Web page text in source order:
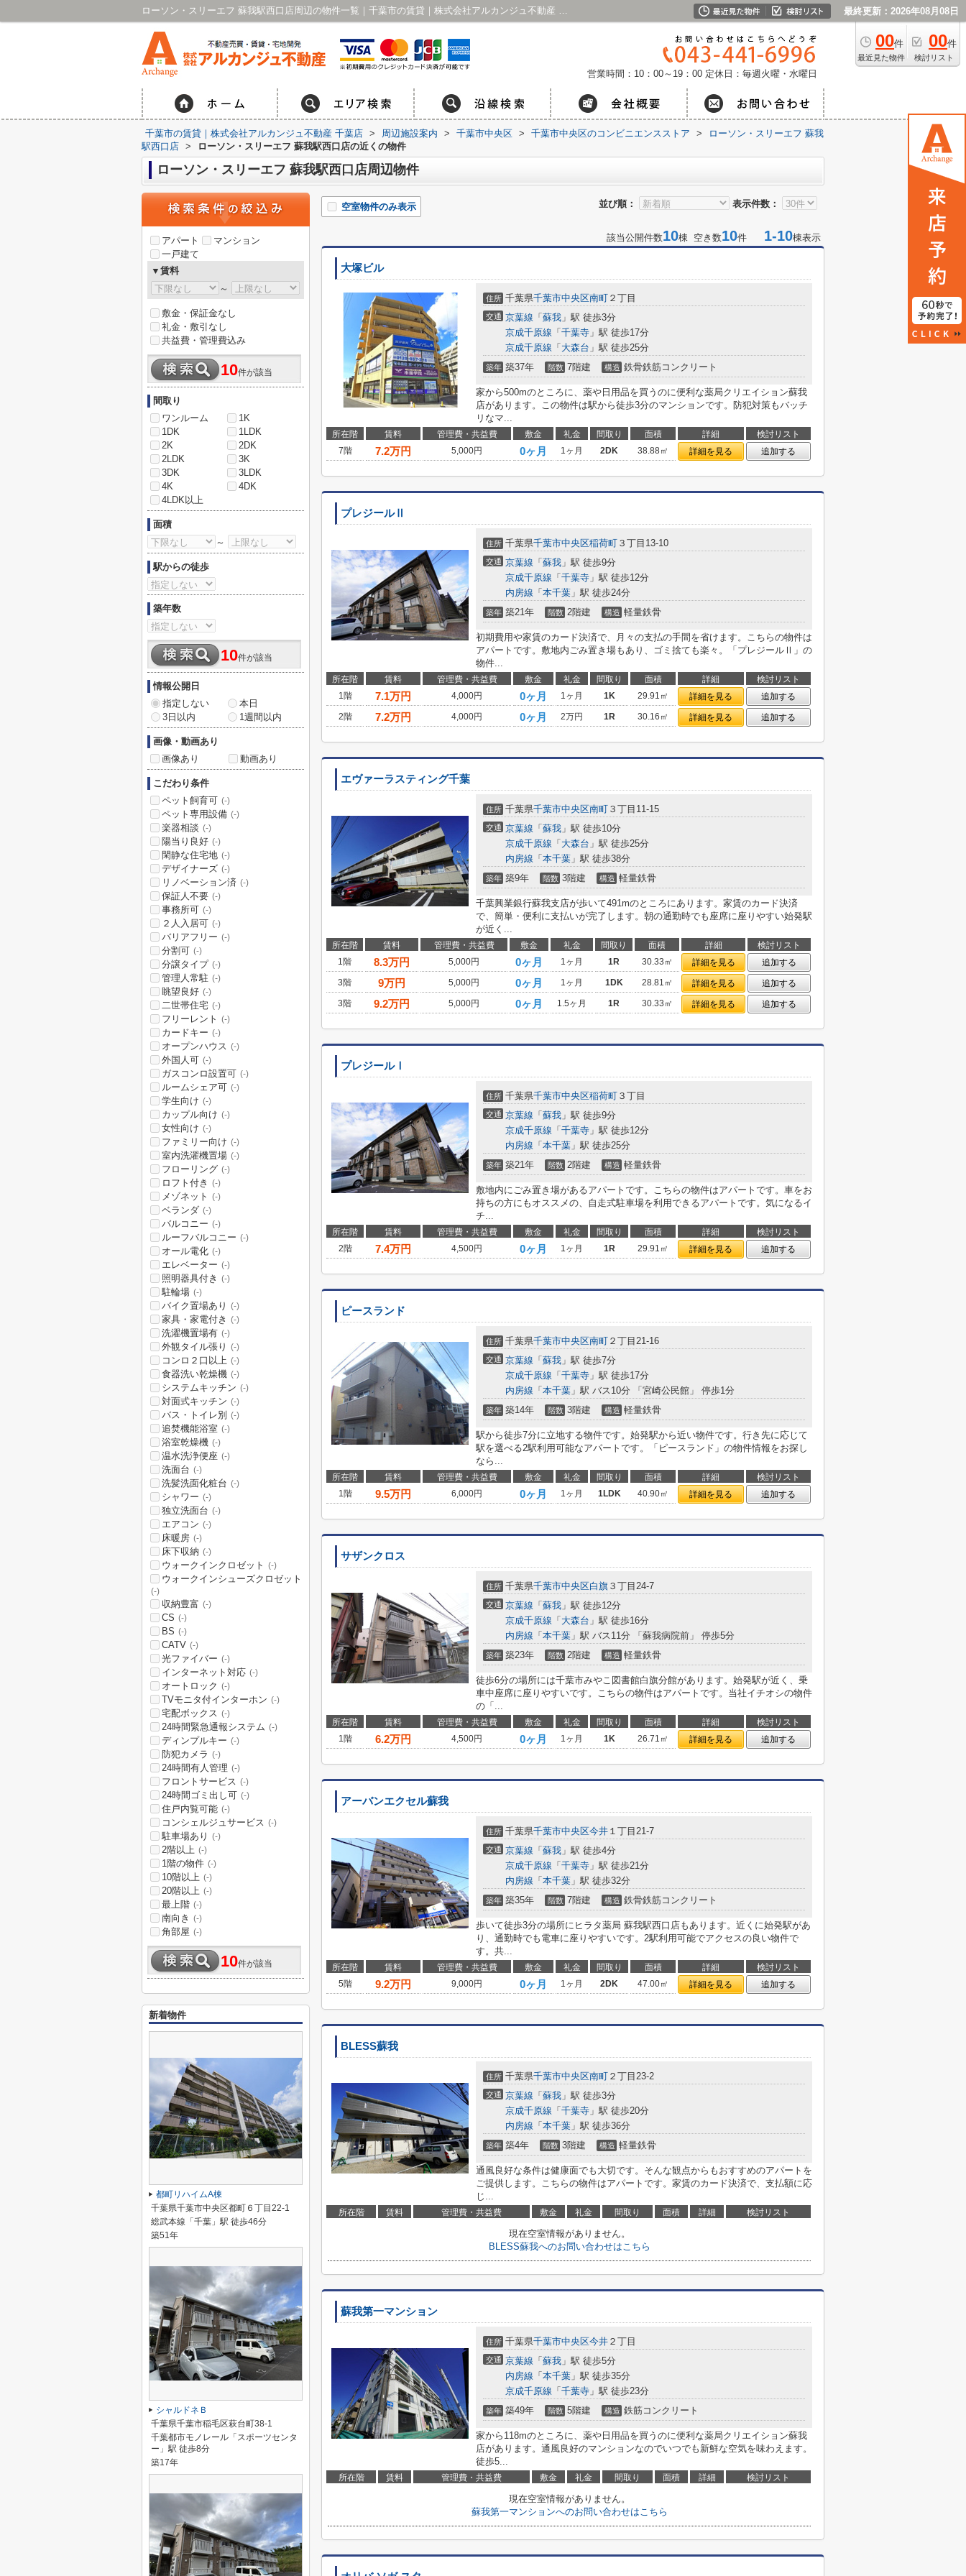
ローソン・スリーエフ 蘇我駅西口店周辺の物件一覧｜千葉市の賃貸｜株式会社アルカンジュ不動産 千葉店 最終更新：2026年08月08日
00件
最近見た物件
00件
検討リスト
営業時間：10：00～19：00 定休日：毎週火曜・水曜日
千葉市の賃貸｜株式会社アルカンジュ不動産 千葉店 > 周辺施設案内 > 千葉市中央区 > 千葉市中央区のコンビニエンスストア >
ローソン・スリーエフ 蘇我
駅西口店 > ローソン・スリーエフ 蘇我駅西口店の近くの物件
ローソン・スリーエフ 蘇我駅西口店周辺物件
並び順： 表示件数：
空室物件のみ表示
該当公開件数10棟 空き数10件 1-10棟表示
大塚ビル
住所 千葉県千葉市中央区南町 ２丁目
交通 京葉線 「 蘇我 」駅 徒歩3分
京成千原線 「 千葉寺 」駅 徒歩17分
京成千原線 「 大森台 」駅 徒歩25分
築年 築37年 階数 7階建 構造 鉄骨鉄筋コンクリート
家から500mのところに、薬や日用品を買うのに便利な薬局クリエイション蘇我
店があります。この物件は駅から徒歩3分のマンションです。防犯対策もバッチ
リなマ...
所在階 賃料 管理費・共益費 敷金 礼金 間取り 面積 詳細
検討リスト
7階
7.2万円 5,000円 0ヶ月 1ヶ月 2DK 38.88㎡ 詳細を見る 追加する
プレジールⅡ
住所 千葉県千葉市中央区稲荷町 ３丁目13-10
交通 京葉線 「 蘇我 」駅 徒歩9分
京成千原線 「 千葉寺 」駅 徒歩12分
内房線 「 本千葉 」駅 徒歩24分
築年 築21年 階数 2階建 構造 軽量鉄骨
初期費用や家賃のカード決済で、月々の支払の手間を省けます。こちらの物件は
アパートです。敷地内ごみ置き場もあり、ゴミ捨ても楽々。「プレジールⅡ」の
物件...
所在階 賃料 管理費・共益費 敷金 礼金 間取り 面積 詳細
検討リスト
1階
7.1万円 4,000円 0ヶ月 1ヶ月 1K 29.91㎡ 詳細を見る
追加する
2階
7.2万円 4,000円 0ヶ月 2万円 1R 30.16㎡ 詳細を見る 追加する
エヴァーラスティング千葉
住所 千葉県千葉市中央区南町 ３丁目11-15
交通 京葉線 「 蘇我 」駅 徒歩10分
京成千原線 「 大森台 」駅 徒歩25分
内房線 「 本千葉 」駅 徒歩38分
築年 築9年 階数 3階建 構造 軽量鉄骨
千葉興業銀行蘇我支店が歩いて491mのところにあります。家賃のカード決済
で、簡単・便利に支払いが完了します。朝の通勤時でも座席に座りやすい始発駅
が近く...
所在階 賃料 管理費・共益費 敷金 礼金 間取り 面積 詳細
検討リスト
1階
8.3万円 5,000円 0ヶ月 1ヶ月 1R 30.33㎡ 詳細を見る
追加する
3階
9万円 5,000円 0ヶ月 1ヶ月 1DK 28.81㎡ 詳細を見る
追加する
3階
9.2万円 5,000円 0ヶ月 1.5ヶ月 1R 30.33㎡ 詳細を見る 追加する
プレジールⅠ
住所 千葉県千葉市中央区稲荷町 ３丁目
交通 京葉線 「 蘇我 」駅 徒歩9分
京成千原線 「 千葉寺 」駅 徒歩12分
内房線 「 本千葉 」駅 徒歩25分
築年 築21年 階数 2階建 構造 軽量鉄骨
敷地内にごみ置き場があるアパートです。こちらの物件はアパートです。車をお
持ちの方にもオススメの、自走式駐車場を利用できるアパートです。気になるイ
チ...
所在階 賃料 管理費・共益費 敷金 礼金 間取り 面積 詳細
検討リスト
2階
7.4万円 4,500円 0ヶ月 1ヶ月 1R 29.91㎡ 詳細を見る 追加する
ピースランド
住所 千葉県千葉市中央区南町 ２丁目21-16
交通 京葉線 「 蘇我 」駅 徒歩7分
京成千原線 「 千葉寺 」駅 徒歩17分
内房線 「 本千葉 」駅 バス10分 「宮崎公民館」 停歩1分
築年 築14年 階数 3階建 構造 軽量鉄骨
駅から徒歩7分に立地する物件です。始発駅から近い物件です。行き先に応じて
駅を選べる2駅利用可能なアパートです。「ピースランド」の物件情報をお探し
なら...
所在階 賃料 管理費・共益費 敷金 礼金 間取り 面積 詳細
検討リスト
1階
9.5万円 6,000円 0ヶ月 1ヶ月 1LDK 40.90㎡ 詳細を見る 追加する
サザンクロス
住所 千葉県千葉市中央区白旗 ３丁目24-7
交通 京葉線 「 蘇我 」駅 徒歩12分
京成千原線 「 大森台 」駅 徒歩16分
内房線 「 本千葉 」駅 バス11分 「蘇我病院前」 停歩5分
築年 築23年 階数 2階建 構造 軽量鉄骨
徒歩6分の場所には千葉市みやこ図書館白旗分館があります。始発駅が近く、乗
車中座席に座りやすいです。こちらの物件はアパートです。当社イチオシの物件
の「...
所在階 賃料 管理費・共益費 敷金 礼金 間取り 面積 詳細
検討リスト
1階
6.2万円 4,500円 0ヶ月 1ヶ月 1K 26.71㎡ 詳細を見る 追加する
アーバンエクセル蘇我
住所 千葉県千葉市中央区今井 １丁目21-7
交通 京葉線 「 蘇我 」駅 徒歩4分
京成千原線 「 千葉寺 」駅 徒歩21分
内房線 「 本千葉 」駅 徒歩32分
築年 築35年 階数 7階建 構造 鉄骨鉄筋コンクリート
歩いて徒歩3分の場所にヒラタ薬局 蘇我駅西口店もあります。近くに始発駅があ
り、通勤時でも電車に座りやすいです。2駅利用可能でアクセスの良い物件で
す。共...
所在階 賃料 管理費・共益費 敷金 礼金 間取り 面積 詳細
検討リスト
5階
9.2万円 9,000円 0ヶ月 1ヶ月 2DK 47.00㎡ 詳細を見る 追加する
BLESS蘇我
住所 千葉県千葉市中央区南町 ２丁目23-2
交通 京葉線 「 蘇我 」駅 徒歩3分
京成千原線 「 千葉寺 」駅 徒歩20分
内房線 「 本千葉 」駅 徒歩36分
築年 築4年 階数 3階建 構造 軽量鉄骨
通風良好な条件は健康面でも大切です。そんな観点からもおすすめのアパートを
ご提供します。こちらの物件はアパートです。家賃のカード決済で、支払額に応
じ...
所在階 賃料 管理費・共益費 敷金 礼金 間取り 面積 詳細 検討リスト
現在空室情報がありません。
BLESS蘇我へのお問い合わせはこちら
蘇我第一マンション
住所 千葉県千葉市中央区今井 ２丁目
交通 京葉線 「 蘇我 」駅 徒歩5分
内房線 「 本千葉 」駅 徒歩35分
京成千原線 「 千葉寺 」駅 徒歩23分
築年 築49年 階数 5階建 構造 鉄筋コンクリート
家から118mのところに、薬や日用品を買うのに便利な薬局クリエイション蘇我
店があります。通風良好のマンションなのでいつでも新鮮な空気を味わえます。
徒歩5...
所在階 賃料 管理費・共益費 敷金 礼金 間取り 面積 詳細 検討リスト
現在空室情報がありません。
蘇我第一マンションへのお問い合わせはこちら
アパート
マンション
一戸建て
▼賃料
～
敷金・保証金なし
礼金・敷引なし
共益費・管理費込み
10件が該当
間取り
ワンルーム
1K
1DK
1LDK
2K
2DK
2LDK
3K
3DK
3LDK
4K
4DK
4LDK以上
面積
～
駅からの徒歩
築年数
10件が該当
情報公開日
指定しない
本日
3日以内
1週間以内
画像・動画あり
画像あり
動画あり
こだわり条件
ペット飼育可 (-)
ペット専用設備 (-)
楽器相談 (-)
陽当り良好 (-)
閑静な住宅地 (-)
デザイナーズ (-)
リノベーション済 (-)
保証人不要 (-)
事務所可 (-)
２人入居可 (-)
バリアフリー (-)
分割可 (-)
分譲タイプ (-)
管理人常駐 (-)
眺望良好 (-)
二世帯住宅 (-)
フリーレント (-)
カードキー (-)
オープンハウス (-)
外国人可 (-)
ガスコンロ設置可 (-)
ルームシェア可 (-)
学生向け (-)
カップル向け (-)
女性向け (-)
ファミリー向け (-)
室内洗濯機置場 (-)
フローリング (-)
ロフト付き (-)
メゾネット (-)
ベランダ (-)
バルコニー (-)
ルーフバルコニー (-)
オール電化 (-)
エレベーター (-)
照明器具付き (-)
駐輪場 (-)
バイク置場あり (-)
家具・家電付き (-)
洗濯機置場有 (-)
外観タイル張り (-)
コンロ２口以上 (-)
食器洗い乾燥機 (-)
システムキッチン (-)
対面式キッチン (-)
バス・トイレ別 (-)
追焚機能浴室 (-)
浴室乾燥機 (-)
温水洗浄便座 (-)
洗面台 (-)
洗髪洗面化粧台 (-)
シャワー (-)
独立洗面台 (-)
エアコン (-)
床暖房 (-)
床下収納 (-)
ウォークインクロゼット (-)
ウォークインシューズクロゼット
(-)
収納豊富 (-)
CS (-)
BS (-)
CATV (-)
光ファイバー (-)
インターネット対応 (-)
オートロック (-)
TVモニタ付インターホン (-)
宅配ボックス (-)
24時間緊急通報システム (-)
ディンプルキー (-)
防犯カメラ (-)
24時間有人管理 (-)
フロントサービス (-)
24時間ゴミ出し可 (-)
住戸内覧可能 (-)
コンシェルジュサービス (-)
駐車場あり (-)
2階以上 (-)
1階の物件 (-)
10階以上 (-)
20階以上 (-)
最上階 (-)
南向き (-)
角部屋 (-)
10件が該当
新着物件
都町リハイムA棟
千葉県千葉市中央区都町６丁目22-1
総武本線「千葉」駅 徒歩46分
築51年
シャルドネＢ
千葉県千葉市稲毛区萩台町38-1
千葉都市モノレール「スポーツセンタ
ー」駅 徒歩8分
築17年